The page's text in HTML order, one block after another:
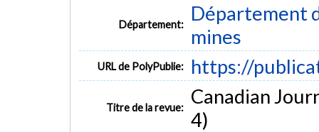
Département:
Département
mines
URL de PolyPublie: https://
Titre de la revue:
Canadian
4)